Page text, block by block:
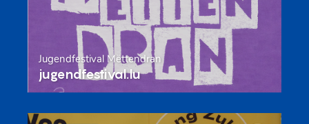
Jugendfestival Mëttendran
jugendfestival.lu